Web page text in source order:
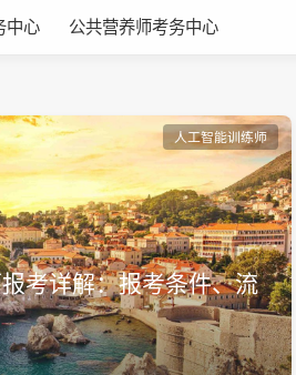
中心 公共营养师考务中心
人工智能训练师
考详解：报考条件、流